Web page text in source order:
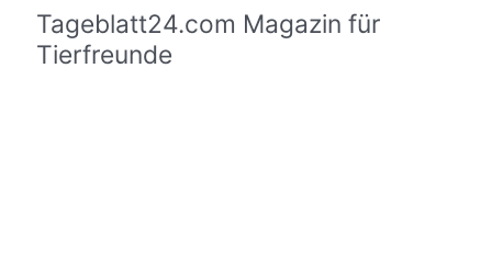
Tageblatt24.com Magazin für
Tierfreunde